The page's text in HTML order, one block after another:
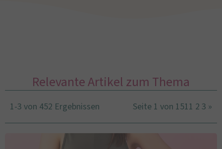
Relevante Artikel zum Thema
1-3 von 452 Ergebnissen Seite 1 von 1511 2 3 »